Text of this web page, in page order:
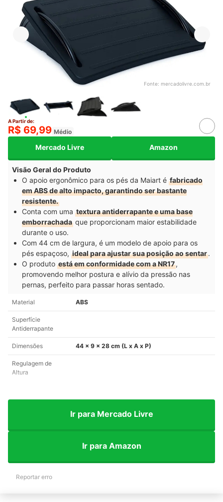
Fonte: mercadolivre.com.br
A Partir de:
R$ 69,99 Médio
Mercado Livre Amazon
Visão Geral do Produto
O apoio ergonômico para os pés da Maiart é fabricado
em ABS de alto impacto, garantindo ser bastante
resistente.
Conta com uma textura antiderrapante e uma base
emborrachada que proporcionam maior estabilidade
durante o uso.
Com 44 cm de largura, é um modelo de apoio para os
pés espaçoso, ideal para ajustar sua posição ao sentar.
O produto está em conformidade com a NR17,
promovendo melhor postura e alívio da pressão nas
pernas, perfeito para passar horas sentado.
Material ABS
Superfície
Antiderrapante
Dimensões 44 x 9 x 28 cm (L x A x P)
Regulagem de
Altura
Ir para Mercado Livre
Ir para Amazon
Reportar erro